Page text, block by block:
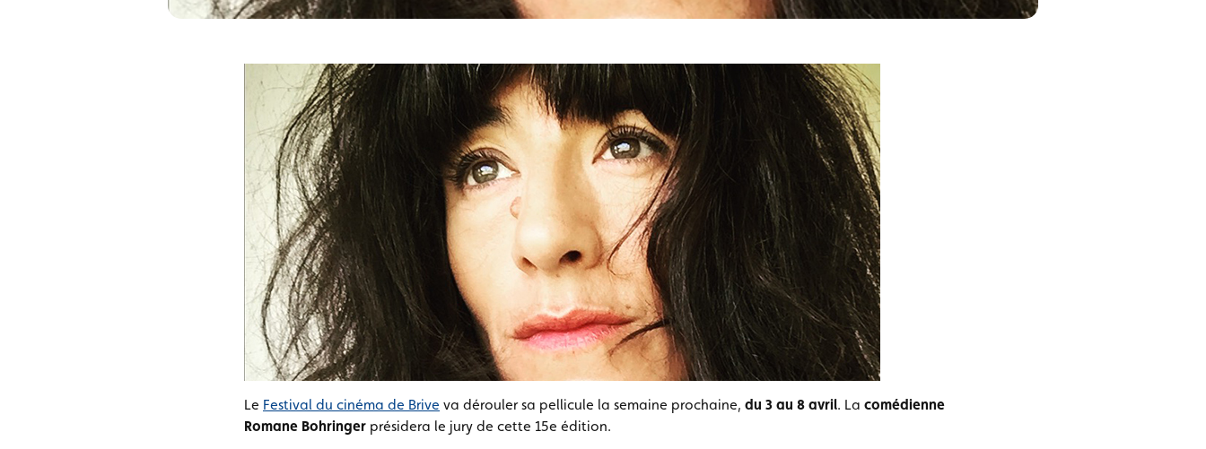
Le Festival du cinéma de Brive va dérouler sa pellicule la semaine prochaine, du 3 au 8 avril. La comédienne
Romane Bohringer présidera le jury de cette 15e édition.